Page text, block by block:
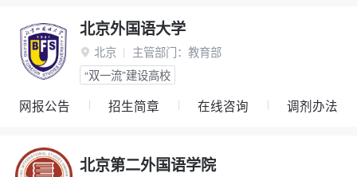
北京外国语大学
 北京 主管部门： 教育部
“双一流”建设高校
网报公告 招生简章 在线咨询 调剂办法
北京第二外国语学院